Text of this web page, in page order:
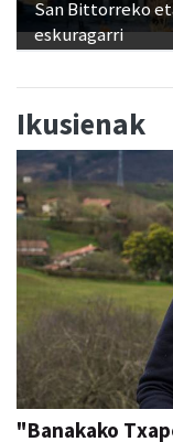
"Banakako
eskubidea